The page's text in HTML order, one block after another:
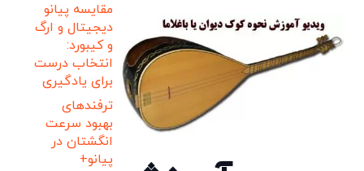
مقایسه پیانو
دیجیتال و ارگ
و کیبورد:
انتخاب درست
برای یادگیری
ترفندهای
بهبود سرعت
انگشتان در
پیانو+